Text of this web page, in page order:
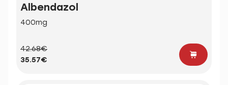
Albendazol
400mg
42.68€
35.57€